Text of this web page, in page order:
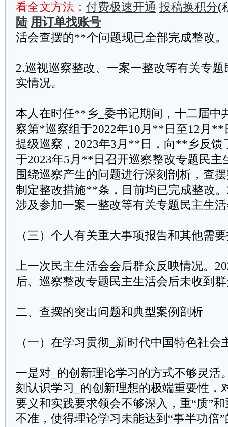
看全文方法： 付费极速开通 投稿换积分(
陆 用订单找账号
活会查摆的**个问题现已全部完成整改。
2.巡视巡察整改、一案一整改等有关专
实情况。
本人在时任**乡_委书记期间，十二届中
察第*巡察组于2022年10月**日至12月
提级巡察，2023年3月**日，向**乡反
于2023年5月**日召开巡察整改专题民主
围绕巡察产生的问题进行深刻剖析，查
制定整改措施**条，目前均已完成整改
涉及参加一案一整改等有关专题民主生
（三）个人有关重大事项报告和其他需
上一次民主生活会会后群众反映情况。
后、巡察整改专题民主生活会后未收到
二、查摆的突出问题和典型案例剖析
（一）在学习贯彻_新时代中国特色社会
一是对_的创新理论学习的方式不够灵活
刻认识学习_的创新理想的极端重要性，
要义和实践要求领会不够深入，重“质”
不准，使得理论学习未能达到“事半功倍